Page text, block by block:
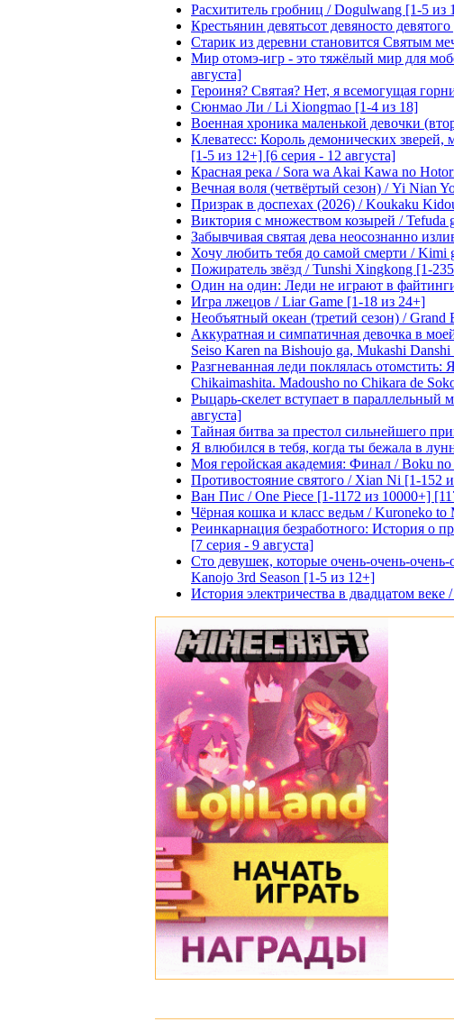
Расхититель гробниц / Dogulwang [1-5 из
Крестьянин девятьсот девяносто
Старик из деревни становится Святым
Мир отомэ-игр - это тяжёлый мир для
августа]
Героиня? Святая? Нет, я всемогущая
Сюнмао Ли / Li Xiongmao [1-4 из 18]
Военная хроника маленькой девочки
Клеватесс: Король демонических зверей,
[1-5 из 12+] [6 серия - 12 августа]
Красная река / Sora wa Akai Kawa no
Вечная воля (четвёртый сезон) / Yi Nian
Призрак в доспехах (2026) / Koukaku
Виктория с множеством козырей / Tefuda
Забывчивая святая дева неосознанно
Хочу любить тебя до самой смерти / Kimi
Пожиратель звёзд / Tunshi Xingkong [1-
Один на один: Леди не играют в
Игра лжецов / Liar Game [1-18 из 24+]
Необъятный океан (третий сезон) / Grand
Аккуратная и симпатичная девочка в
Seiso Karen na Bishoujo ga, Mukashi
Разгневанная леди поклялась
Chikaimashita. Madousho no Chikara de
Рыцарь-скелет вступает в параллельный
августа]
Тайная битва за престол сильнейшего
Я влюбился в тебя, когда ты бежала в
Моя геройская академия: Финал / Boku
Противостояние святого / Xian Ni [1-152
Ван Пис / One Piece [1-1172 из 10000+]
Чёрная кошка и класс ведьм / Kuroneko
Реинкарнация безработного: История о
[7 серия - 9 августа]
Сто девушек, которые очень-очень-
Kanojo 3rd Season [1-5 из 12+]
История электричества в двадцатом